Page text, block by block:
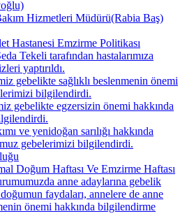
Hizmetleri Müdürü(Rabia Baş)
Hastanesi Emzirme Politikası
Tekeli tarafından hastalarımıza
yaptırıldı.
gebelikte sağlıklı beslenmenin önemi
bilgilendirdi.
gebelikte egzersizin önemi hakkında
ve yenidoğan sarılığı hakkında
gebelerimizi bilgilendirdi.
Doğum Haftası Ve Emzirme Haftası
anne adaylarına gebelik
faydaları, annelere de anne
önemi hakkında bilgilendirme